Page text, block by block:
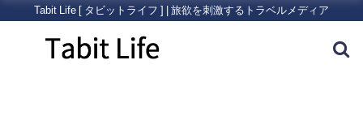
Tabit Life [ タビットライフ ] | 旅欲を刺激するトラベルメディア